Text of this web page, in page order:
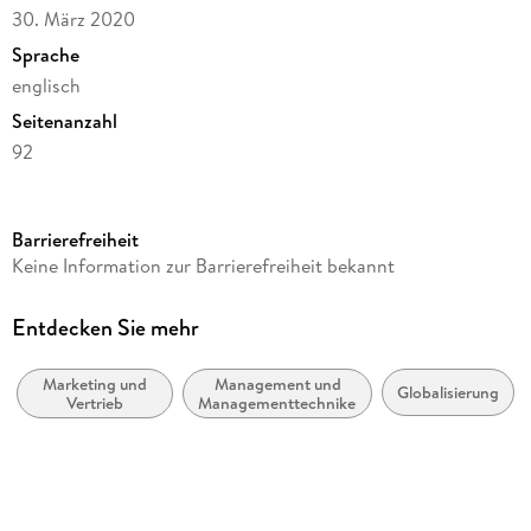
30. März 2020
Sprache
englisch
Seitenanzahl
92
Reihe
Autor/Autorin
Verlag/Hersteller
Springer Fachmedien Wiesbaden
Barrierefreiheit
Keine Information zur Barrierefreiheit bekannt
Entdecken Sie mehr
Marketing und
Vertrieb
Management und
Managementtechniken
Globalisierung